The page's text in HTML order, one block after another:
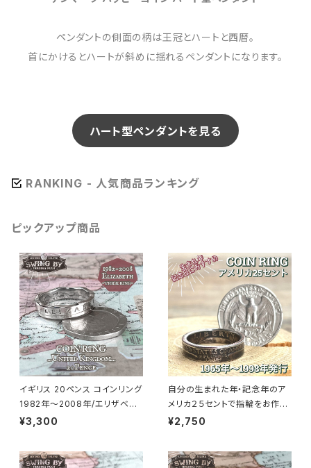
ペンダントの側面の柄は王冠とハートと西暦。
首にかけるとハートが斜めに揺れるペンダントになります。
ハート型ペンダントを見る
RANKING - 人気商品ランキング
ピックアップ商品
イギリス 20ペンス コインリング
1982年～2008年/エリザベス
面（リング幅4.7mm）
¥3,300
自分の生まれた年・記念年のア
メリカ２５セントで指輪をお作り
します
¥2,750